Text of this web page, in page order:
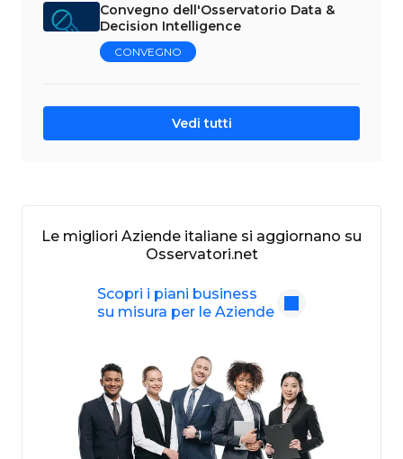
Convegno dell'Osservatorio Data &
Decision Intelligence
CONVEGNO
Vedi tutti
Le migliori Aziende italiane si aggiornano su
Osservatori.net
Scopri i piani business
su misura per le Aziende